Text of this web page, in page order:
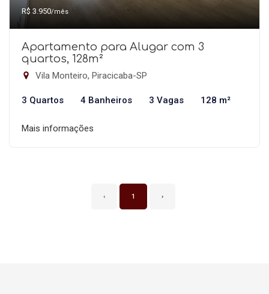
R$ 3.950/mês
Apartamento para Alugar com 3
quartos, 128m²
Vila Monteiro, Piracicaba-SP
3 Quartos 4 Banheiros 3 Vagas 128 m²
Mais informações
‹ 1 ›